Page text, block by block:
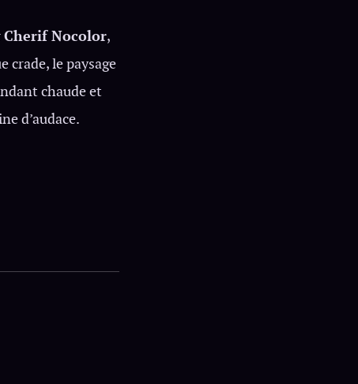
Cherif Nocolor,
crade, le paysage
chaude et
d’audace.